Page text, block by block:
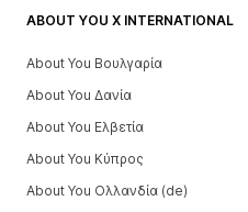
ABOUT YOU X INTERNATIONAL
About You Βουλγαρία
About You Δανία
About You Ελβετία
About You Κύπρος
About You Ολλανδία (de)